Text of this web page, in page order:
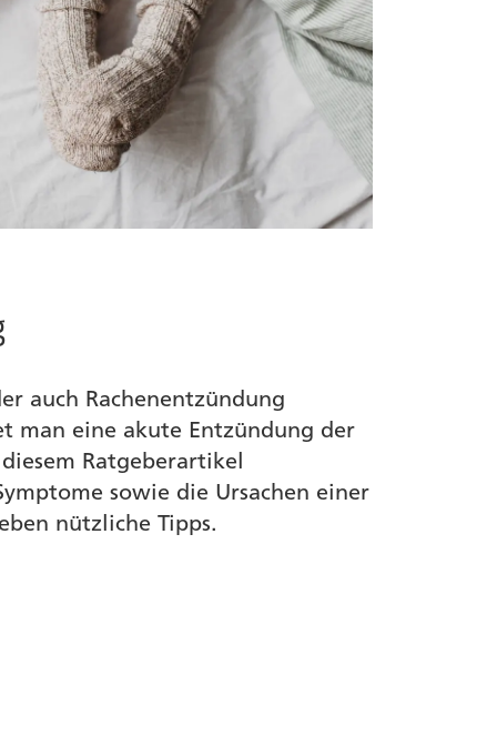
auch Rachenentzündung
man eine akute Entzündung der
Ratgeberartikel
sowie die Ursachen einer
nützliche Tipps.